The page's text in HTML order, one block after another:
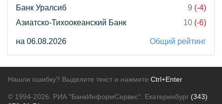
Банк Уралсиб
9 (-4)
Азиатско-Тихоокеанский Банк
10 (-6)
на 06.08.2026 Общий рейтинг
Нашли ошибку? Выделите текст и нажмите Ctrl+Enter
© 1994-2026. РИА "БанкИнформСервис". Екатеринбург (343)